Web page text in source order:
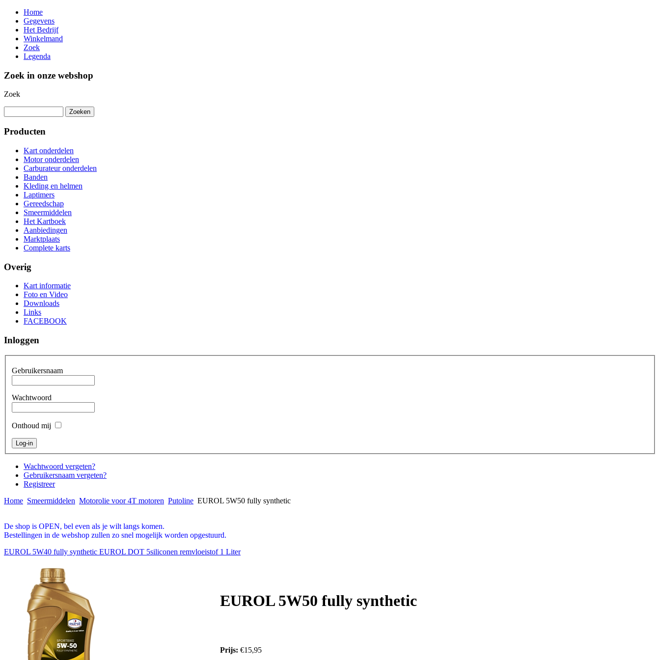
Home
Gegevens
Het Bedrijf
Winkelmand
Zoek
Legenda
Zoek in onze webshop
Zoek
Producten
Kart onderdelen
Motor onderdelen
Carburateur onderdelen
Banden
Kleding en helmen
Laptimers
Gereedschap
Smeermiddelen
Het Kartboek
Aanbiedingen
Marktplaats
Complete karts
Overig
Kart informatie
Foto en Video
Downloads
Links
FACEBOOK
Inloggen
Gebruikersnaam
Wachtwoord
Onthoud mij
Wachtwoord vergeten?
Gebruikersnaam vergeten?
Registreer
Home Smeermiddelen Motorolie voor 4T motoren Putoline EUROL 5W50 fully synthetic
De shop is OPEN, bel even als je wilt langs komen.
Bestellingen in de webshop zullen zo snel mogelijk worden opgestuurd.
EUROL 5W40 fully synthetic EUROL DOT 5siliconen remvloeistof 1 Liter
EUROL 5W50 fully synthetic
Prijs: €15,95